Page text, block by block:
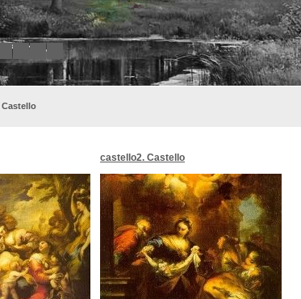
8
Castello
castello2. Castello